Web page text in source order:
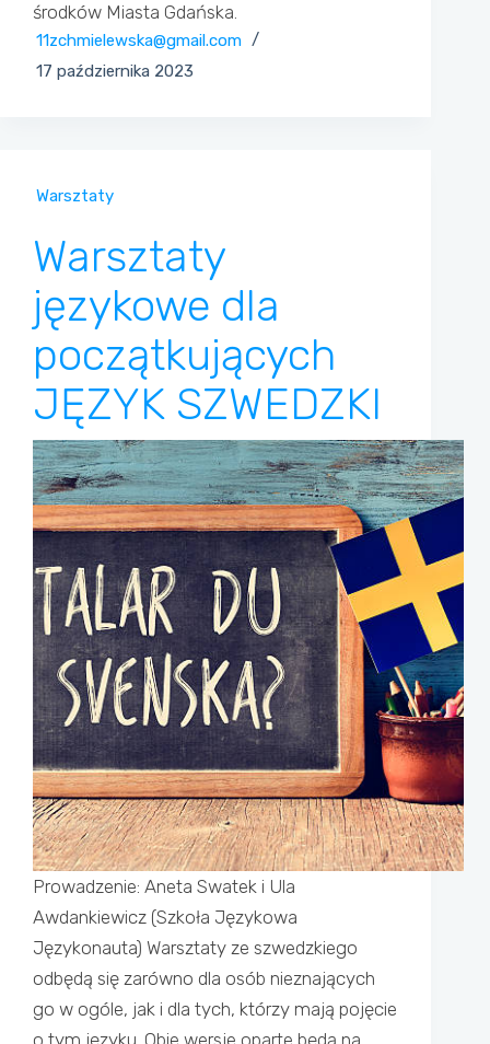
środków Miasta Gdańska.
11zchmielewska@gmail.com
17 października 2023
Warsztaty
Warsztaty
językowe dla
początkujących
JĘZYK SZWEDZKI
Prowadzenie: Aneta Swatek i Ula
Awdankiewicz (Szkoła Językowa
Językonauta) Warsztaty ze szwedzkiego
odbędą się zarówno dla osób nieznających
go w ogóle, jak i dla tych, którzy mają pojęcie